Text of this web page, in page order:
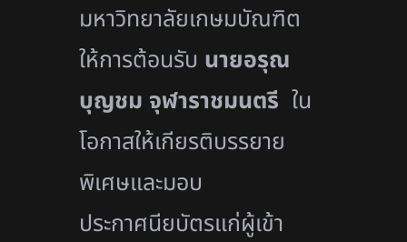
มหาวิทยาลัยเกษมบัณฑิต
ให้การต้อนรับ นายอรุณ
บุญชม จุฬาราชมนตรี ใน
โอกาสให้เกียรติบรรยาย
พิเศษและมอบ
ประกาศนียบัตรแก่ผู้เข้า